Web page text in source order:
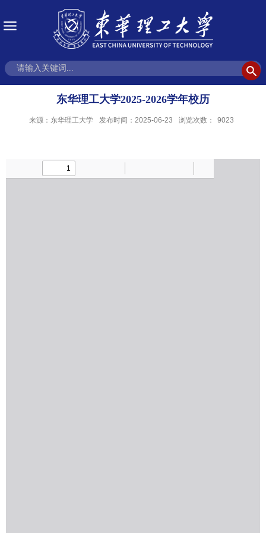
东华理工大学2025-2026学年校历
来源：东华理工大学 发布时间：2025-06-23 浏览次数： 9023